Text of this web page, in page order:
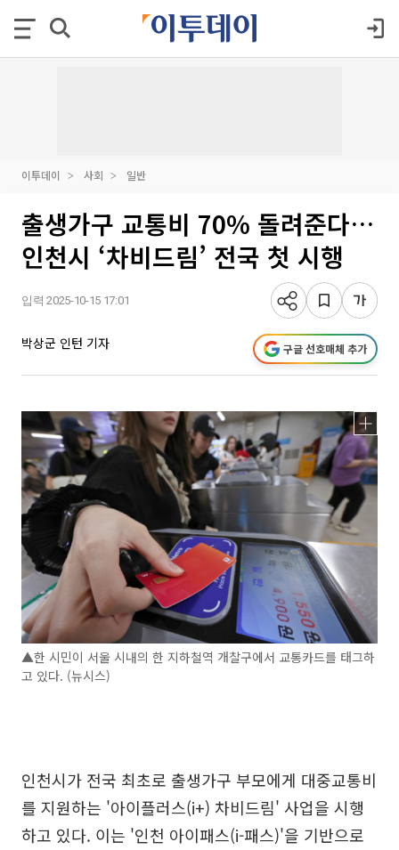
이투데이 사회 일반
출생가구 교통비 70% 돌려준다…
인천시 ‘차비드림’ 전국 첫 시행
입력 2025-10-15 17:01
박상군 인턴 기자 구글 선호매체 추가
▲한 시민이 서울 시내의 한 지하철역 개찰구에서 교통카드를 태그하
고 있다. (뉴시스)
인천시가 전국 최초로 출생가구 부모에게 대중교통비
를 지원하는 '아이플러스(i+) 차비드림' 사업을 시행
하고 있다. 이는 '인천 아이패스(i-패스)'을 기반으로